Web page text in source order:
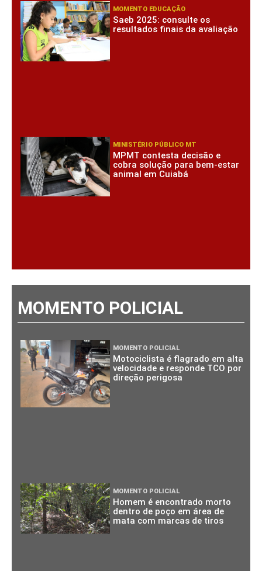
MOMENTO EDUCAÇÃO
Saeb 2025: consulte os
resultados finais da avaliação
MINISTÉRIO PÚBLICO MT
MPMT contesta decisão e
cobra solução para bem-estar
animal em Cuiabá
MOMENTO POLICIAL
MOMENTO POLICIAL
Motociclista é flagrado em alta
velocidade e responde TCO por
direção perigosa
MOMENTO POLICIAL
Homem é encontrado morto
dentro de poço em área de
mata com marcas de tiros